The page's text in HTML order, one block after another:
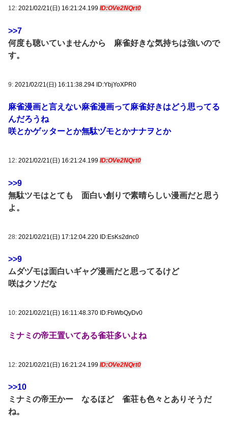
12: 2021/02/21(日) 16:21:24.199 ID:OVe2NQrt0
>>7
何度も聴いていませんから 麻雀好きな気持ちは強いので
す。
9: 2021/02/21(日) 16:11:38.294 ID:YbjYoXPR0
麻雀漫画と言えない麻雀漫画って麻雀好きはどう思ってる
んだろうね
咲とかゲッターとか無駄ヅモとかナナヲとか
12: 2021/02/21(日) 16:21:24.199 ID:OVe2NQrt0
>>9
無駄ツモはとても 面白い創りで素晴らしい漫画だと思う
よ。
28: 2021/02/21(日) 17:12:04.220 ID:EsKs2dnc0
>>9
ムダヅモは面白いギャグ漫画だと思ってるけど
咲はクソだな
10: 2021/02/21(日) 16:11:48.370 ID:FbWbQyDv0
ミナミの帝王置いてある雀荘多いよね
12: 2021/02/21(日) 16:21:24.199 ID:OVe2NQrt0
>>10
ミナミの帝王かー なるほど 雀荘も色々とありそうだ
ね。